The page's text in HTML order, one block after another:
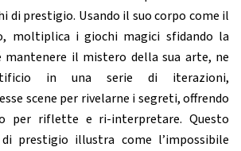
di prestigio. Usando il suo corpo come il
moltiplica i giochi magici sfidando la
mantenere il mistero della sua arte, ne
in una serie di iterazioni,
scene per rivelarne i segreti, offrendo
per riflette e ri-interpretare. Questo
prestigio illustra come l’impossibile